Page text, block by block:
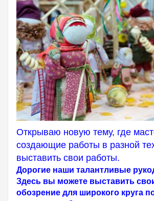
Открываю новую тему, где
создающие работы в разной
выставить свои работы.
Дорогие наши талантливые
Здесь вы можете выставить
обозрение для широкого круга